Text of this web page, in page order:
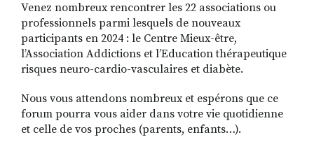
Venez nombreux rencontrer les 22 associations ou
professionnels parmi lesquels de nouveaux
participants en 2024 : le Centre Mieux-être,
l’Association Addictions et l’Education thérapeutique
risques neuro-cardio-vasculaires et diabète.
Nous vous attendons nombreux et espérons que ce
forum pourra vous aider dans votre vie quotidienne
et celle de vos proches (parents, enfants…).